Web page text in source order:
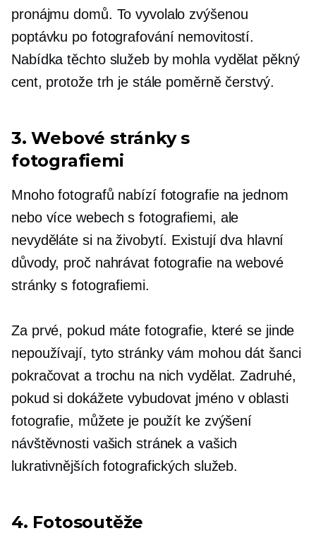
pronájmu domů. To vyvolalo zvýšenou
poptávku po fotografování nemovitostí.
Nabídka těchto služeb by mohla vydělat pěkný
cent, protože trh je stále poměrně čerstvý.
3. Webové stránky s
fotografiemi
Mnoho fotografů nabízí fotografie na jednom
nebo více webech s fotografiemi, ale
nevyděláte si na živobytí. Existují dva hlavní
důvody, proč nahrávat fotografie na webové
stránky s fotografiemi.
Za prvé, pokud máte fotografie, které se jinde
nepoužívají, tyto stránky vám mohou dát šanci
pokračovat a trochu na nich vydělat. Zadruhé,
pokud si dokážete vybudovat jméno v oblasti
fotografie, můžete je použít ke zvýšení
návštěvnosti vašich stránek a vašich
lukrativnějších fotografických služeb.
4. Fotosoutěže